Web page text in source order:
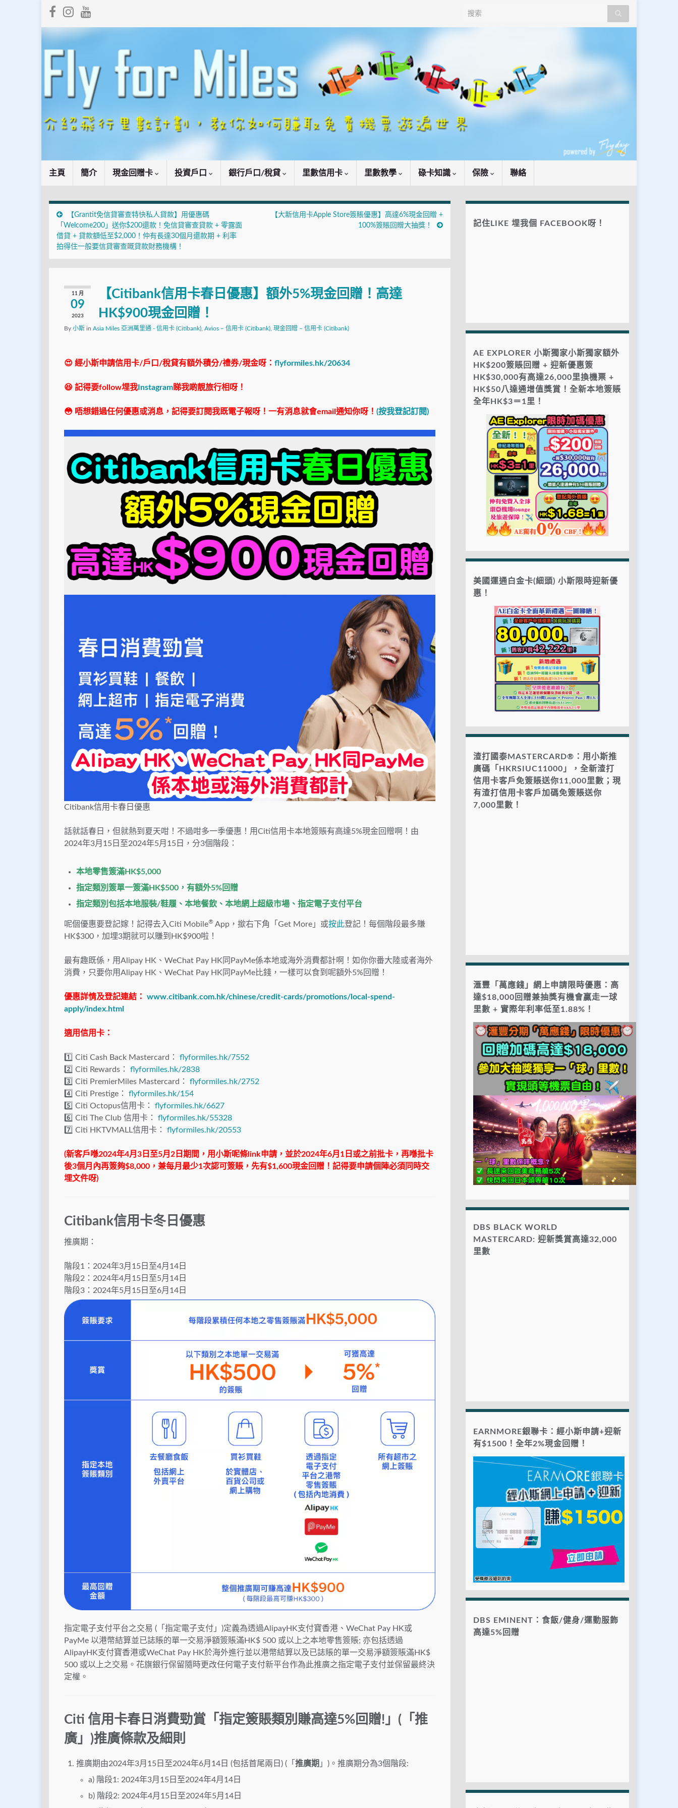
Search for:
主頁 簡介 現金回贈卡 投資戶口 銀行戶口/稅貸 里數信用卡 里數教學 碌卡知識 保險 聯絡
【Grantit免信貸審查特快私人貸款】用優惠碼
「Welcome200」送你$200還款！免信貸審查貸款 + 零露面
借貸 + 貸款額低至$2,000！仲有長達30個月還款期 + 利率
拍得住一般要信貸審查嘅貸款財務機構！
【大新信用卡Apple Store簽賬優惠】高達6%現金回贈 +
100%簽賬回贈大抽獎！
11 月
09
2023
【Citibank信用卡春日優惠】額外5%現金回贈！高達
HK$900現金回贈！
By 小斯 in Asia Miles 亞洲萬里通 - 信用卡 (Citibank) Avios – 信用卡 (Citibank) 現金回贈 – 信用卡 (Citibank)
😍 經小斯申請信用卡/戶口/稅貸有額外積分/禮券/現金呀： flyformiles.hk/20634
😆 記得要follow埋我 Instagram睇我啲靚旅行相呀！
😳 唔想錯過任何優惠或消息，記得要訂閱我既電子報呀！一有消息就會email通知你呀！ (按我登記訂閱)
Citibank信用卡春日優惠
話就話春日，但就熱到夏天咁！不過咁多一季優惠！用Citi信用卡本地簽賬有高達5%現金回贈啊！由
2024年3月15日至2024年5月15日，分3個階段：
本地零售簽滿HK$5,000
指定類別簽單一簽滿HK$500，有額外5%回贈
指定類別包括本地服裝/鞋履、本地餐飲、本地網上超級市場、指定電子支付平台
呢個優惠要登記嫁！記得去入Citi Mobile® App，撳右下角「Get More」或按此登記！每個階段最多賺
HK$300，加埋3期就可以賺到HK$900啦！
最有趣既係，用Alipay HK、WeChat Pay HK同PayMe係本地或海外消費都計啊！如你你番大陸或者海外
消費，只要你用Alipay HK、WeChat Pay HK同PayMe比錢，一樣可以食到呢額外5%回贈！
優惠詳情及登記連結： www.citibank.com.hk/chinese/credit-cards/promotions/local-spend-
apply/index.html
適用信用卡：
1️⃣ Citi Cash Back Mastercard： flyformiles.hk/7552
2️⃣ Citi Rewards：
flyformiles.hk/2838
3️⃣ Citi PremierMiles Mastercard： flyformiles.hk/2752
4️⃣ Citi Prestige：
flyformiles.hk/154
5️⃣ Citi Octopus信用卡： flyformiles.hk/6627
6️⃣ Citi The Club 信用卡： flyformiles.hk/55328
7️⃣ Citi HKTVMALL信用卡：
flyformiles.hk/20553
(新客戶喺2024年4月 3 日至5月 2 日期間，用小斯呢條 link申請，並於2024年6月 1 日或之前批卡，再喺批卡
後3個月內再簽夠$8,000 ，兼每月最少1次認可簽賬，先有$1,600現金回贈！記得要申請個陣必須同時交
埋文件呀)
Citibank信用卡冬日優惠
推廣期：
階段1：2024年3月15日至4月14日
階段2：2024年4月15日至5月14日
階段3：2024年5月15日至6月14日
指定電子支付平台之交易 (「指定電子支付」)定義為透過AlipayHK支付寶香港、WeChat Pay HK或
PayMe 以港幣結算並已誌賬的單一交易淨額簽賬滿HK$ 500 或以上之本地零售簽賬; 亦包括透過
AlipayHK支付寶香港或WeChat Pay HK於海外進行並以港幣結算以及已誌賬的單一交易淨額簽賬滿HK$
500 或以上之交易。花旗銀行保留隨時更改任何電子支付新平台作為此推廣之指定電子支付並保留最終決
定權。
Citi 信用卡春日消費勁賞「指定簽賬類別賺高達5%回贈!」(「推
廣」)推廣條款及細則
推廣期由2024年3月15日至2024年6月14日 (包括首尾兩日) (「 推廣期 」)。推廣期分為3個階段:
a) 階段1: 2024年3月15日至2024年4月14日
b) 階段2: 2024年4月15日至2024年5月14日
記住LIKE 埋我個 FACEBOOK呀！
AE EXPLORER 小斯獨家小斯獨家額外
HK$200簽賬回贈 + 迎新優惠簽
HK$30,000有高達26,000里換機票 +
HK$50八達通增值獎賞！全新本地簽賬
全年HK$3＝1里！
美國運通白金卡(細頭) 小斯限時迎新優
惠！
渣打國泰MASTERCARD®：用小斯推
廣碼「HKRSIUC11000」，全新渣打
信用卡客戶免簽賬送你11,000里數；現
有渣打信用卡客戶加碼免簽賬送你
7,000里數！
滙豐「萬應錢」網上申請限時優惠：高
達$18,000回贈兼抽獎有機會贏走一球
里數 + 實際年利率低至1.88%！
DBS BLACK WORLD
MASTERCARD: 迎新獎賞高達32,000
里數
EARNMORE銀聯卡：經小斯申請+迎新
有$1500！全年2%現金回贈！
DBS EMINENT：食飯/健身/運動服飾
高達5%回贈